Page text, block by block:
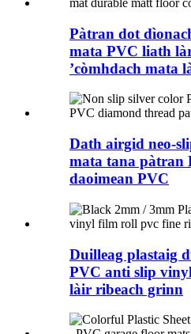
Pàtran dot
mata PVC liath
’còmhdach mata
Dath airgid neo-
mata tana pàtran
daoimean PVC
Duilleag plastaig
PVC anti slip
làir ribeach grinn